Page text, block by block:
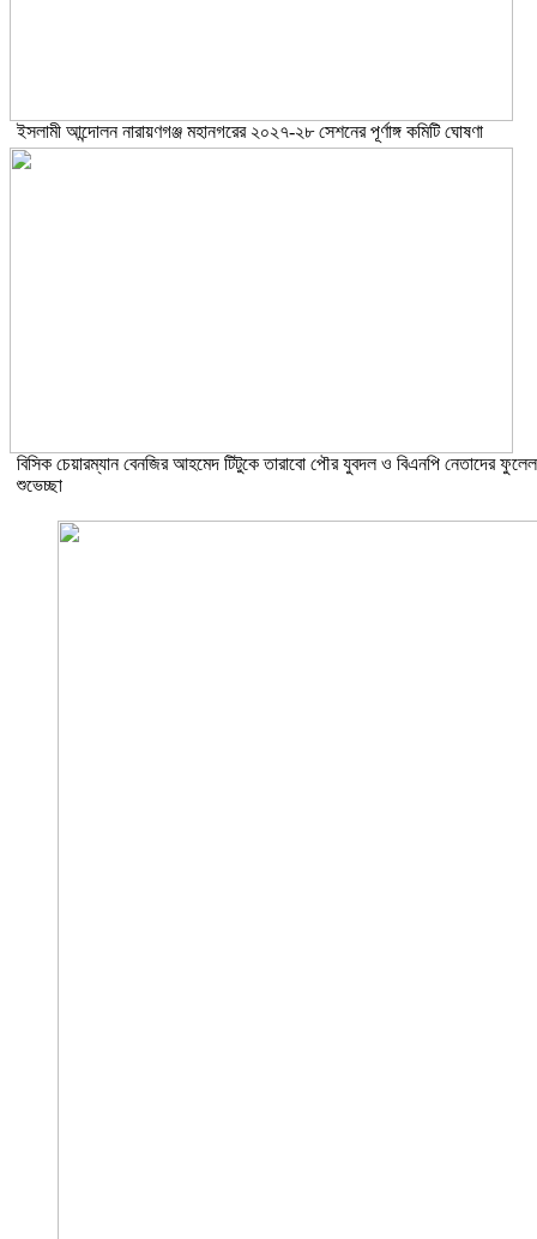
ইসলামী আন্দোলন নারায়ণগঞ্জ মহানগরের ২০২৭-২৮ সেশনের পূর্ণাঙ্গ কমিটি ঘোষণা
বিসিক চেয়ারম্যান বেনজির আহমেদ টিটুকে তারাবো পৌর যুবদল ও বিএনপি নেতাদের ফুলেল
শুভেচ্ছা